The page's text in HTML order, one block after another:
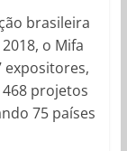
brasileira
o Mifa
expositores,
projetos
75 países